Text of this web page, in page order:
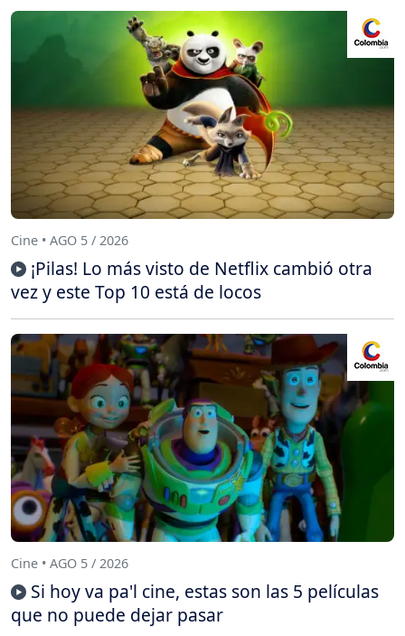
Cine • AGO 5 / 2026
¡Pilas! Lo más visto de Netflix cambió otra
vez y este Top 10 está de locos
Cine • AGO 5 / 2026
Si hoy va pa'l cine, estas son las 5 películas
que no puede dejar pasar